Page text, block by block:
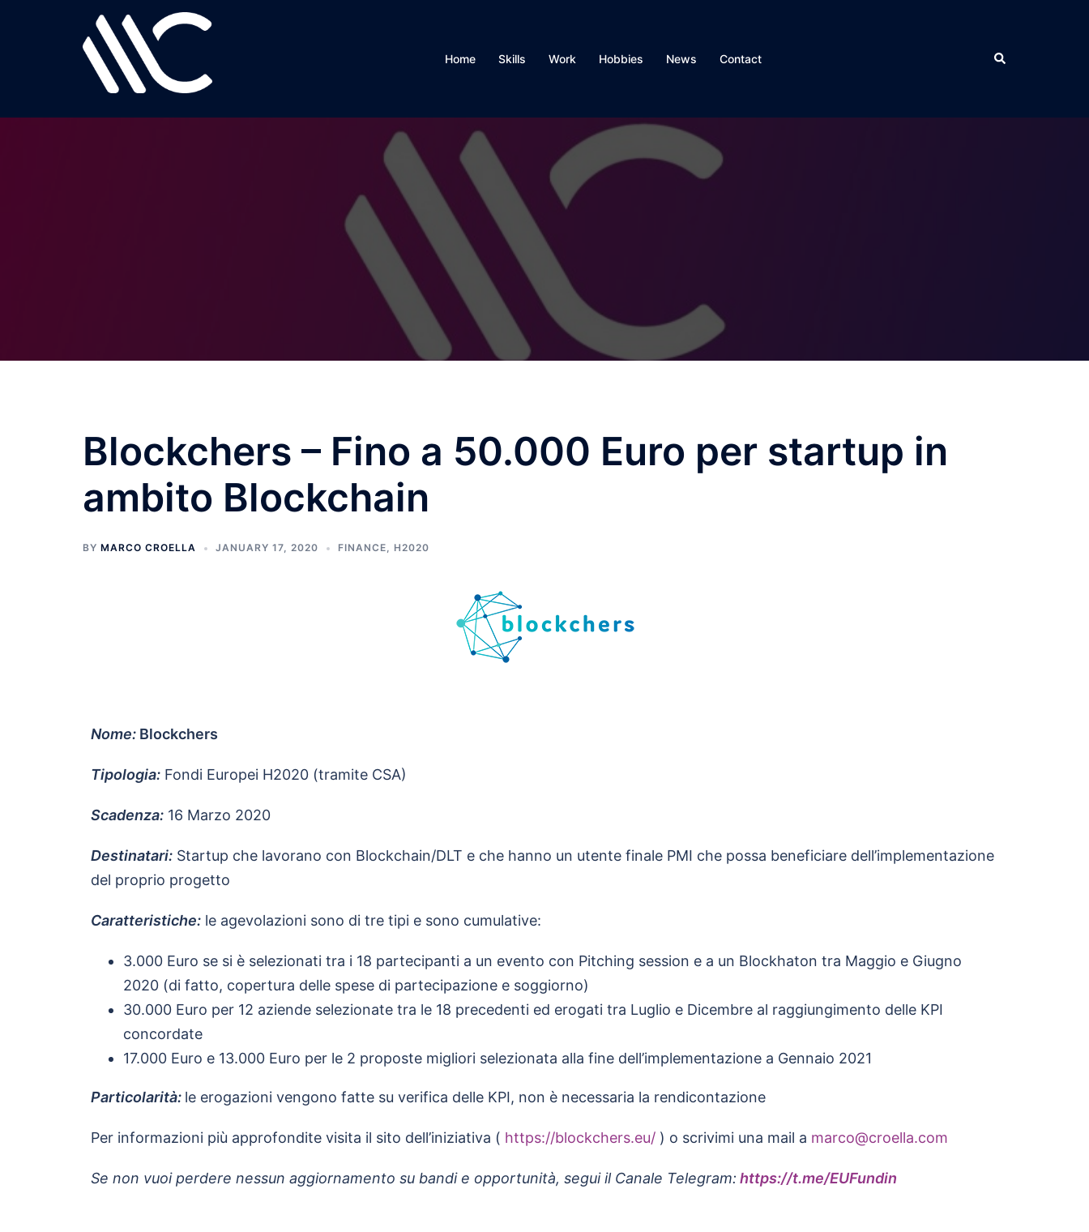
Home Skills Work Hobbies News Contact
Blockchers – Fino a 50.000 Euro per startup in
ambito Blockchain
BY MARCO CROELLA JANUARY 17, 2020 FINANCE H2020
Nome: Blockchers
Tipologia: Fondi Europei H2020 (tramite CSA)
Scadenza: 16 Marzo 2020
Destinatari: Startup che lavorano con Blockchain/DLT e che hanno un utente finale PMI che possa beneficiare dell’implementazione
del proprio progetto
Caratteristiche: le agevolazioni sono di tre tipi e sono cumulative:
3.000 Euro se si è selezionati tra i 18 partecipanti a un evento con Pitching session e a un Blockhaton tra Maggio e Giugno
2020 (di fatto, copertura delle spese di partecipazione e soggiorno)
30.000 Euro per 12 aziende selezionate tra le 18 precedenti ed erogati tra Luglio e Dicembre al raggiungimento delle KPI
concordate
17.000 Euro e 13.000 Euro per le 2 proposte migliori selezionata alla fine dell’implementazione a Gennaio 2021
Particolarità: le erogazioni vengono fatte su verifica delle KPI, non è necessaria la rendicontazione
Per informazioni più approfondite visita il sito dell’iniziativa ( https://blockchers.eu/ ) o scrivimi una mail a marco@croella.com
Se non vuoi perdere nessun aggiornamento su bandi e opportunità, segui il Canale Telegram: https://t.me/EUFundin